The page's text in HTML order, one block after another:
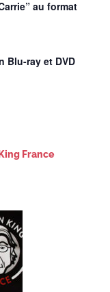
au format
Blu-ray et DVD
France